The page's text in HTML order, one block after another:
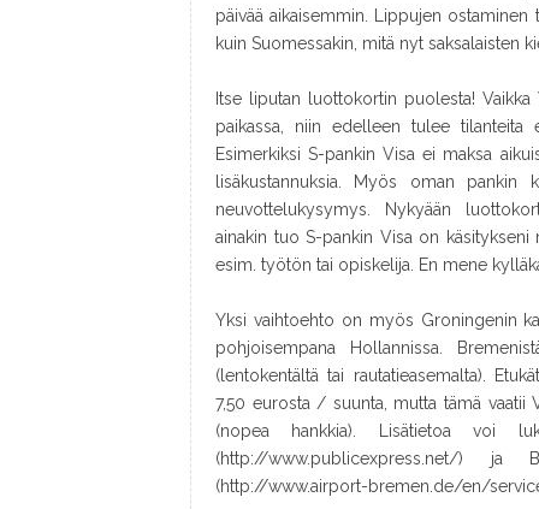
päivää aikaisemmin. Lippujen
kuin Suomessakin, mitä nyt saksalaisten
Itse liputan luottokortin puolesta!
paikassa, niin edelleen tulee
Esimerkiksi S-pankin Visa ei maksa
lisäkustannuksia. Myös oman pankin
neuvottelukysymys. Nykyään
ainakin tuo S-pankin Visa on
esim. työtön tai opiskelija. En mene
Yksi vaihtoehto on myös Groningenin
pohjoisempana Hollannissa.
(lentokentältä tai rautatieasemalta).
7,50 eurosta / suunta, mutta tämä vaatii
(nopea hankkia). Lisätietoa voi
(http://www.publicexpress.net/) ja
(http://www.airport-bremen.de/en/